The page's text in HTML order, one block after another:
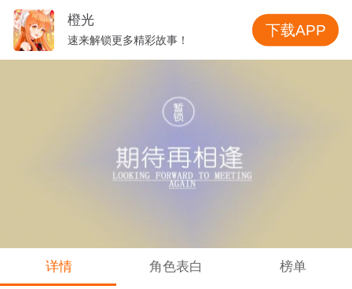
详情 角色表白 榜单
橙光
速来解锁更多精彩故事！
下载APP